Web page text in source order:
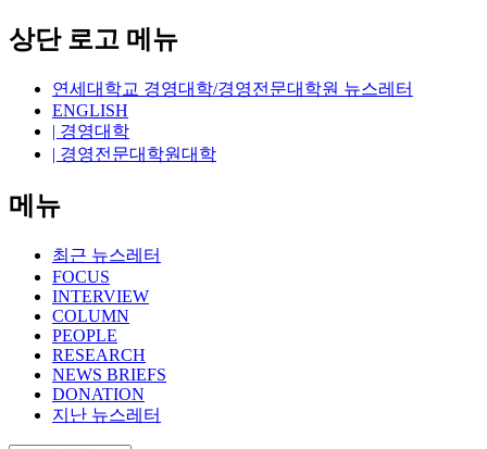
상단 로고 메뉴
연세대학교 경영대학/경영전문대학원 뉴스레터
ENGLISH
| 경영대학
| 경영전문대학원대학
메뉴
최근 뉴스레터
FOCUS
INTERVIEW
COLUMN
PEOPLE
RESEARCH
NEWS BRIEFS
DONATION
지난 뉴스레터